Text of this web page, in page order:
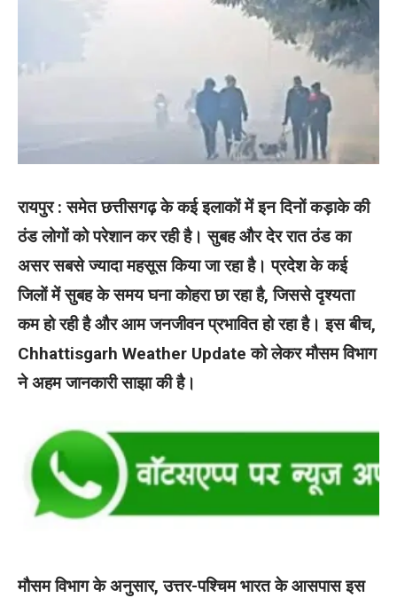
रायपुर : समेत छत्तीसगढ़ के कई इलाकों में इन दिनों कड़ाके की
ठंड लोगों को परेशान कर रही है। सुबह और देर रात ठंड का
असर सबसे ज्यादा महसूस किया जा रहा है। प्रदेश के कई
जिलों में सुबह के समय घना कोहरा छा रहा है, जिससे दृश्यता
कम हो रही है और आम जनजीवन प्रभावित हो रहा है। इस बीच,
Chhattisgarh Weather Update को लेकर मौसम विभाग
ने अहम जानकारी साझा की है।
मौसम विभाग के अनुसार, उत्तर-पश्चिम भारत के आसपास इस